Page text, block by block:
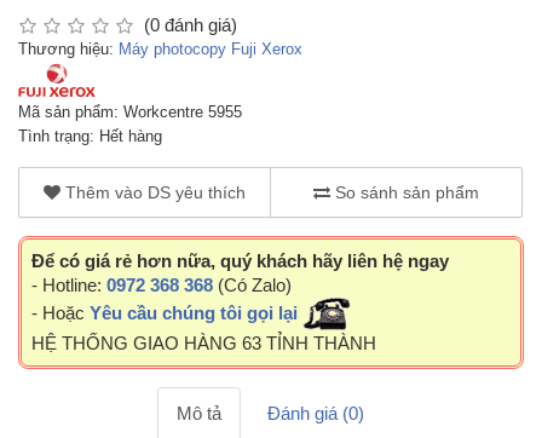
(0 đánh giá)
Thương hiệu: Máy photocopy Fuji Xerox
Mã sản phẩm: Workcentre 5955
Tình trạng: Hết hàng
Thêm vào DS yêu thích So sánh sản phẩm
Để có giá rẻ hơn nữa, quý khách hãy liên hệ ngay
- Hotline: 0972 368 368 (Có Zalo)
- Hoặc Yêu cầu chúng tôi gọi lại
HỆ THỐNG GIAO HÀNG 63 TỈNH THÀNH
Mô tả Đánh giá (0)